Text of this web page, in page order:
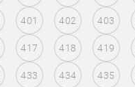
401 402 403
417 418 419
433 434 435